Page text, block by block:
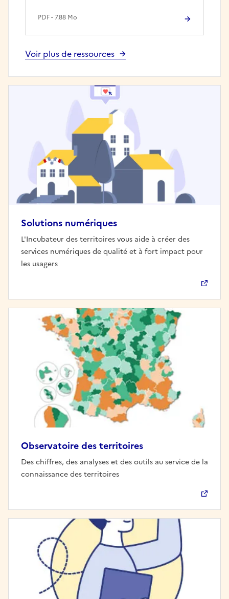
PDF - 7.88 Mo
Voir plus de ressources
Solutions numériques
L'Incubateur des territoires vous aide à créer des
services numériques de qualité et à fort impact pour
les usagers
Observatoire des territoires
Des chiffres, des analyses et des outils au service de la
connaissance des territoires